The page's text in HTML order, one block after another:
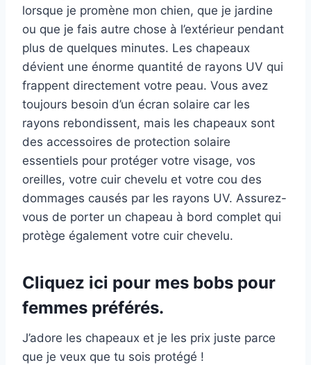
lorsque je promène mon chien, que je jardine
ou que je fais autre chose à l’extérieur pendant
plus de quelques minutes. Les chapeaux
dévient une énorme quantité de rayons UV qui
frappent directement votre peau. Vous avez
toujours besoin d’un écran solaire car les
rayons rebondissent, mais les chapeaux sont
des accessoires de protection solaire
essentiels pour protéger votre visage, vos
oreilles, votre cuir chevelu et votre cou des
dommages causés par les rayons UV. Assurez-
vous de porter un chapeau à bord complet qui
protège également votre cuir chevelu.
Cliquez ici pour mes bobs pour
femmes préférés.
J’adore les chapeaux et je les prix juste parce
que je veux que tu sois protégé !